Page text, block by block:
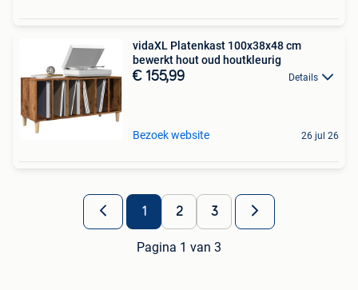
vidaXL Platenkast 100x38x48 cm
bewerkt hout oud houtkleurig
€ 155,99 Details
Bezoek website 26 jul 26
1 2 3
Pagina 1 van 3